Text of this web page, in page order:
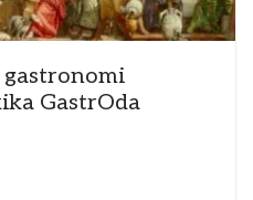
gastronomi
GastrOda